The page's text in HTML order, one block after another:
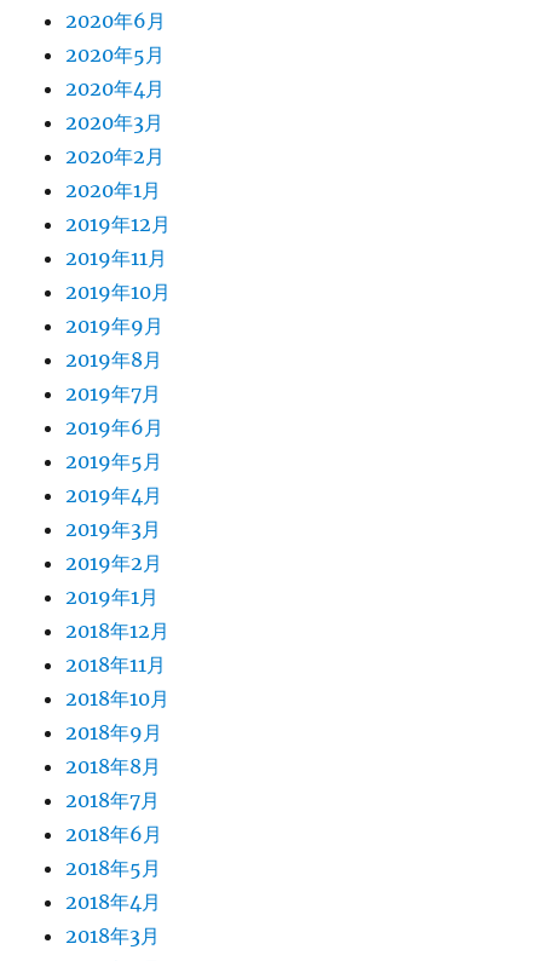
2020年6月
2020年5月
2020年4月
2020年3月
2020年2月
2020年1月
2019年12月
2019年11月
2019年10月
2019年9月
2019年8月
2019年7月
2019年6月
2019年5月
2019年4月
2019年3月
2019年2月
2019年1月
2018年12月
2018年11月
2018年10月
2018年9月
2018年8月
2018年7月
2018年6月
2018年5月
2018年4月
2018年3月